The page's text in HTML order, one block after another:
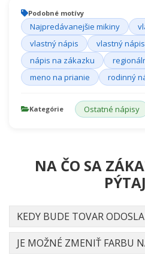
Podobné motívy
Najpredávanejšie mikiny
vlastný nápis
vlastný nápis
nápis na zákazku
meno na prianie
rodinný
Kategórie Ostatné nápisy
NA ČO SA
KEDY BUDE TOVAR
JE MOŽNÉ ZMENIŤ FARBU